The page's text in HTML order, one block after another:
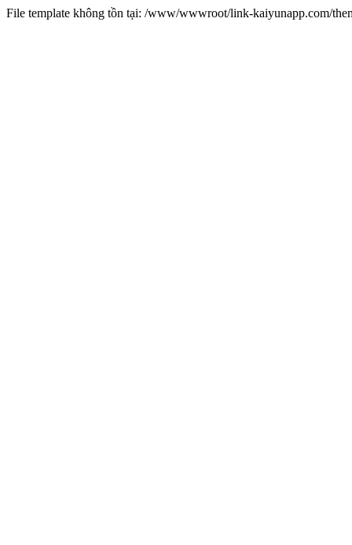
File template không tồn tại: /www/wwwroot/link-kaiyunapp.com/